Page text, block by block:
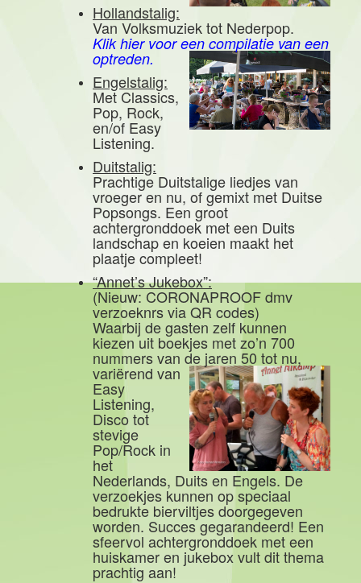
Hollandstalig:
Van Volksmuziek tot Nederpop.
Klik hier voor een compilatie van een
optreden.
Engelstalig:
Met Classics,
Pop, Rock,
en/of Easy
Listening.
Duitstalig:
Prachtige Duitstalige liedjes van
vroeger en nu, of gemixt met Duitse
Popsongs. Een groot
achtergronddoek met een Duits
landschap en koeien maakt het
plaatje compleet!
“Annet’s Jukebox”:
(Nieuw: CORONAPROOF dmv
verzoeknrs via QR codes)
Waarbij de gasten zelf kunnen
kiezen uit boekjes met zo’n 700
nummers van de jaren 50 tot nu,
variërend van
Easy
Listening,
Disco tot
stevige
Pop/Rock in
het
Nederlands, Duits en Engels. De
verzoekjes kunnen op speciaal
bedrukte bierviltjes doorgegeven
worden. Succes gegarandeerd! Een
sfeervol achtergronddoek met een
huiskamer en jukebox vult dit thema
prachtig aan!